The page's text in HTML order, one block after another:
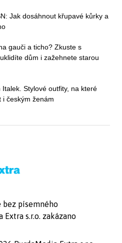
Jak dosáhnout křupavé kůrky a
gauči a ticho? Zkuste s
dům i zažehnete starou
Stylové outfity, na které
i českým ženám
bez písemného
Extra s.r.o. zakázano